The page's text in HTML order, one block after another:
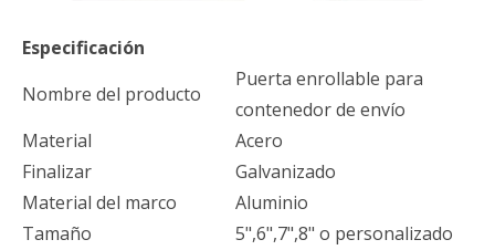
Especificación
Nombre del producto
Puerta enrollable para
contenedor de envío
Material
Acero
Finalizar
Galvanizado
Material del marco
Aluminio
Tamaño
5",6",7",8" o personalizado